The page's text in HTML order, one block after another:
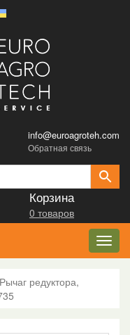
info@euroagroteh.com
Обратная связь
Корзина
0 товаров
Рычаг редуктора,